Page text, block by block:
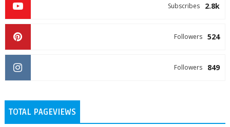
2.8k
Subscribes
524
Followers
849
Followers
TOTAL PAGEVIEWS